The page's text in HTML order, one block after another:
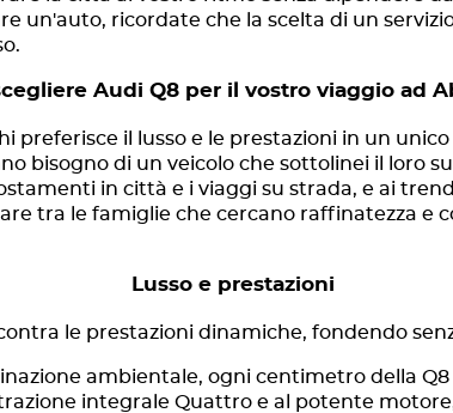
un'auto, ricordate che la scelta di un
Audi Q8 per il vostro viaggio ad
preferisce il lusso e le prestazioni in un
bisogno di un veicolo che sottolinei il loro
in città e i viaggi su strada, e ai
tra le famiglie che cercano raffinatezza e
Lusso e prestazioni
le prestazioni dinamiche, fondendo
ambientale, ogni centimetro della
integrale Quattro e al potente